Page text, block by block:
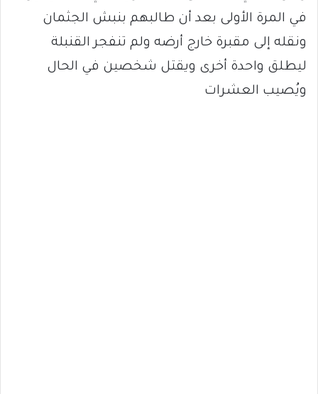
في المرة الأولى بعد أن طالبهم بنبش الجثمان
ونقله إلى مقبرة خارج أرضه ولم تنفجر القنبلة
ليطلق واحدة أخرى ويقتل شخصين في الحال
ويُصيب العشرات